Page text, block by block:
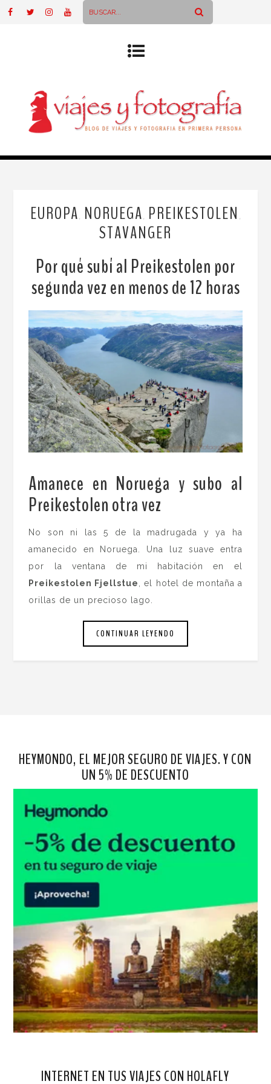
EUROPA NORUEGA PREIKESTOLEN
STAVANGER
Por qué subí al Preikestolen por
segunda vez en menos de 12 horas
Amanece en Noruega y subo al
Preikestolen otra vez
No son ni las 5 de la madrugada y ya ha
amanecido en Noruega. Una luz suave entra
por la ventana de mi habitación en el
Preikestolen Fjellstue, el hotel de montaña a
orillas de un precioso lago.
CONTINUAR LEYENDO
HEYMONDO, EL MEJOR SEGURO DE VIAJES. Y CON
UN 5% DE DESCUENTO
INTERNET EN TUS VIAJES CON HOLAFLY